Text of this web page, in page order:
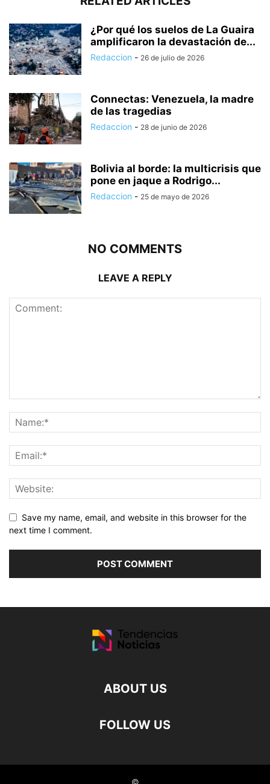
¿Por qué los suelos de La Guaira
amplificaron la devastación de...
Redaccion - 26 de julio de 2026
Connectas: Venezuela, la madre
de las tragedias
Redaccion - 28 de junio de 2026
Bolivia al borde: la multicrisis que
pone en jaque a Rodrigo...
Redaccion - 25 de mayo de 2026
NO COMMENTS
LEAVE A REPLY
Save my name, email, and website in this browser for the
next time I comment.
ABOUT US
FOLLOW US
©